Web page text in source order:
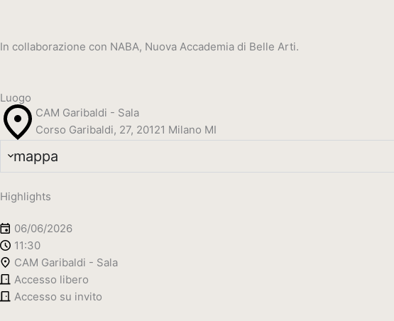
In collaborazione con NABA, Nuova Accademia di Belle Arti.
Luogo
CAM Garibaldi - Sala
Corso Garibaldi, 27, 20121 Milano MI
mappa
Highlights
06/06/2026
11:30
CAM Garibaldi - Sala
Accesso libero
Accesso su invito